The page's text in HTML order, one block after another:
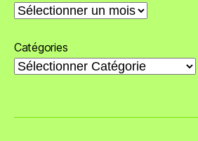
Catégories